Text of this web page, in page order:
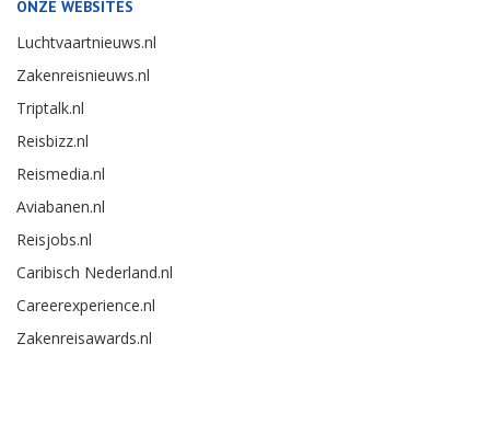
ONZE WEBSITES
Luchtvaartnieuws.nl
Zakenreisnieuws.nl
Triptalk.nl
Reisbizz.nl
Reismedia.nl
Aviabanen.nl
Reisjobs.nl
Caribisch Nederland.nl
Careerexperience.nl
Zakenreisawards.nl